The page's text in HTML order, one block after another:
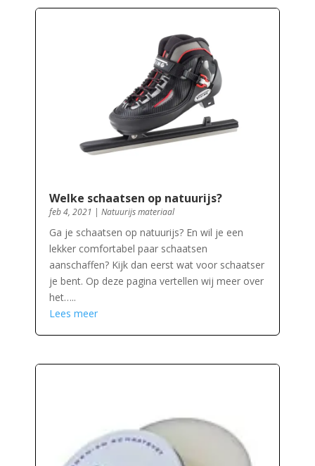
Welke schaatsen op natuurijs?
feb 4, 2021 | Natuurijs materiaal
Ga je schaatsen op natuurijs? En wil je een
lekker comfortabel paar schaatsen
aanschaffen? Kijk dan eerst wat voor schaatser
je bent. Op deze pagina vertellen wij meer over
het…..
Lees meer